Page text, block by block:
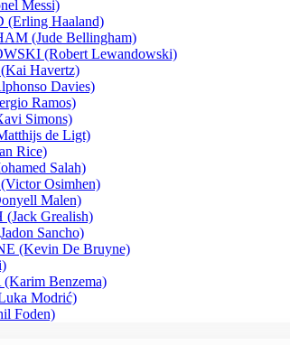
Messi)
Haaland)
(Jude Bellingham)
(Robert Lewandowski)
Havertz)
Davies)
Ramos)
Simons)
de Ligt)
Rice)
Salah)
Osimhen)
Malen)
Grealish)
Sancho)
(Kevin De Bruyne)
Benzema)
Modrić)
Foden)